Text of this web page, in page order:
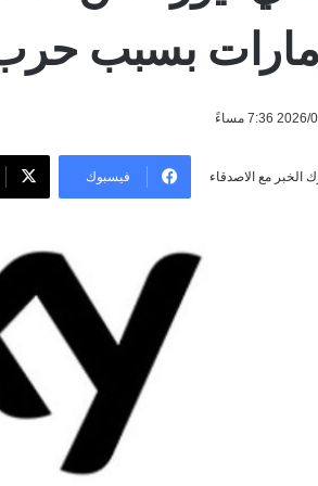
بسبب
7:36 مساءً
الخبر مع الاصدقاء فيسبوك
المبكر
المزمنة
بالمجان
للكشف المبكر